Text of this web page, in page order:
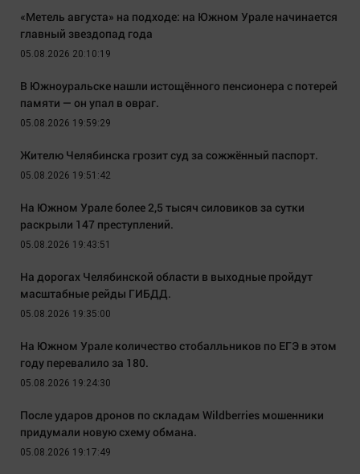
«Метель августа» на подходе: на Южном Урале начинается
главный звездопад года
05.08.2026 20:10:19
В Южноуральске нашли истощённого пенсионера с потерей
памяти — он упал в овраг.
05.08.2026 19:59:29
Жителю Челябинска грозит суд за сожжённый паспорт.
05.08.2026 19:51:42
На Южном Урале более 2,5 тысяч силовиков за сутки
раскрыли 147 преступлений.
05.08.2026 19:43:51
На дорогах Челябинской области в выходные пройдут
масштабные рейды ГИБДД.
05.08.2026 19:35:00
На Южном Урале количество стобалльников по ЕГЭ в этом
году перевалило за 180.
05.08.2026 19:24:30
После ударов дронов по складам Wildberries мошенники
придумали новую схему обмана.
05.08.2026 19:17:49